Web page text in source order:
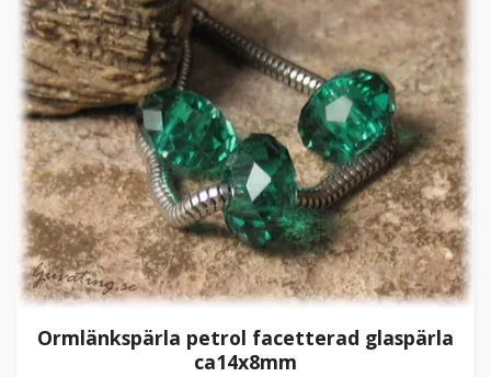
Ormlänkspärla petrol facetterad glaspärla
ca14x8mm